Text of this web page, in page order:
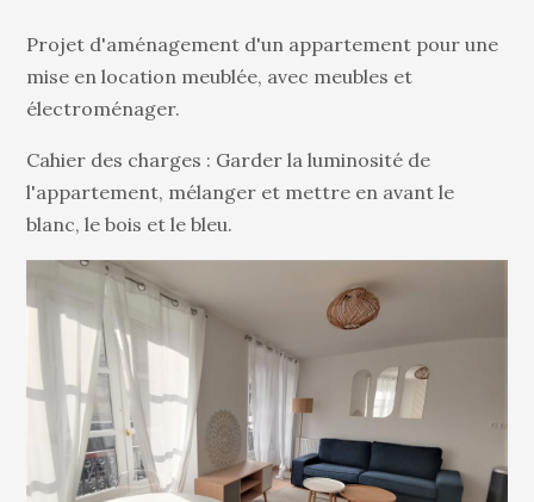
Projet d'aménagement d'un appartement pour une
mise en location meublée, avec meubles et
électroménager.
Cahier des charges : Garder la luminosité de
l'appartement, mélanger et mettre en avant le
blanc, le bois et le bleu.